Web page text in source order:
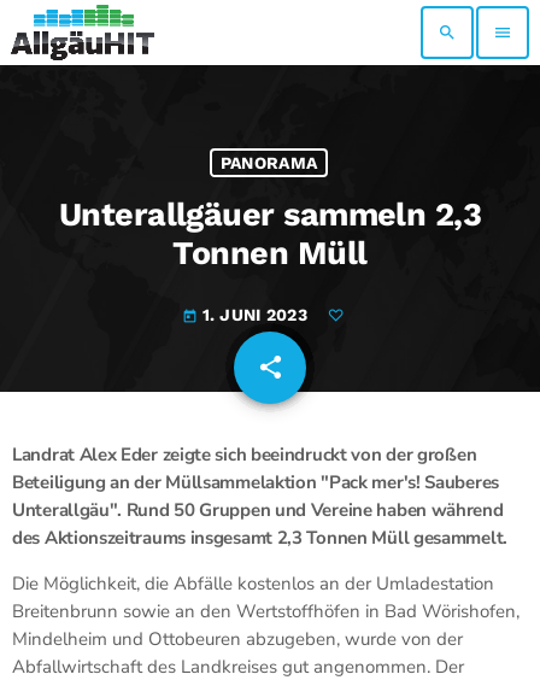
search menu
PANORAMA
Unterallgäuer sammeln 2,3
Tonnen Müll
today 1. JUNI 2023
share
email
Landrat Alex Eder zeigte sich beeindruckt von der großen
Beteiligung an der Müllsammelaktion "Pack mer's! Sauberes
Unterallgäu". Rund 50 Gruppen und Vereine haben während
des Aktionszeitraums insgesamt 2,3 Tonnen Müll gesammelt.
Die Möglichkeit, die Abfälle kostenlos an der Umladestation
Breitenbrunn sowie an den Wertstoffhöfen in Bad Wörishofen,
Mindelheim und Ottobeuren abzugeben, wurde von der
Abfallwirtschaft des Landkreises gut angenommen. Der